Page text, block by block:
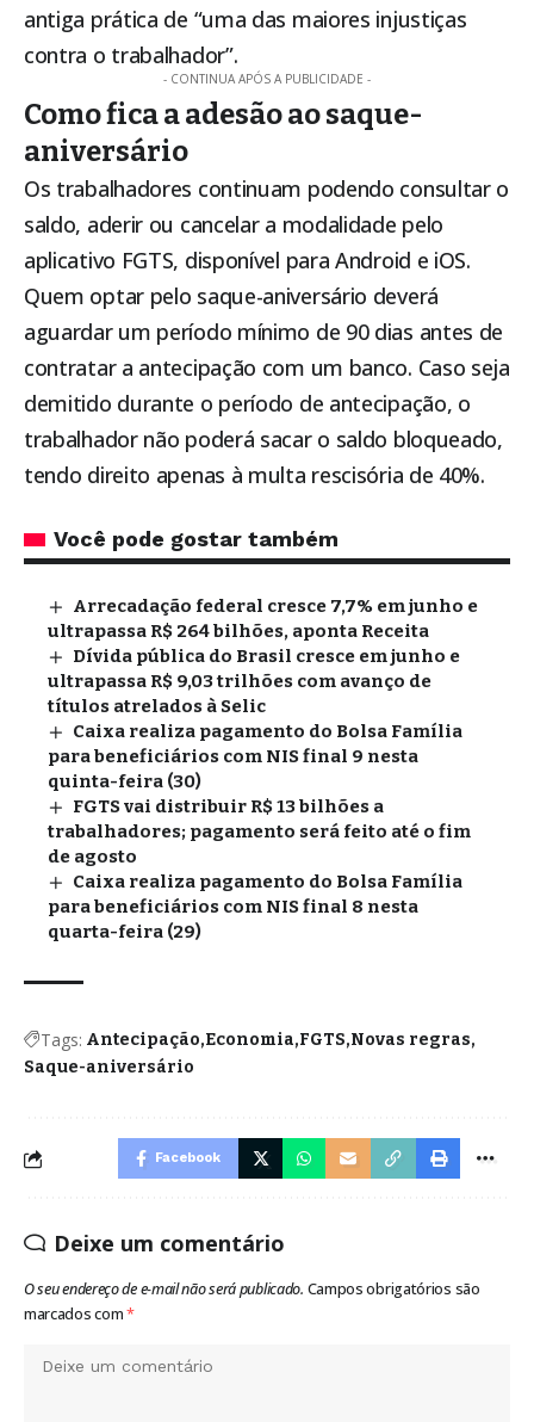
antiga prática de “uma das maiores injustiças
contra o trabalhador”.
- CONTINUA APÓS A PUBLICIDADE -
Como fica a adesão ao saque-
aniversário
Os trabalhadores continuam podendo consultar o
saldo, aderir ou cancelar a modalidade pelo
aplicativo FGTS, disponível para Android e iOS.
Quem optar pelo saque-aniversário deverá
aguardar um período mínimo de 90 dias antes de
contratar a antecipação com um banco. Caso seja
demitido durante o período de antecipação, o
trabalhador não poderá sacar o saldo bloqueado,
tendo direito apenas à multa rescisória de 40%.
Você pode gostar também
Arrecadação federal cresce 7,7% em junho e
ultrapassa R$ 264 bilhões, aponta Receita
Dívida pública do Brasil cresce em junho e
ultrapassa R$ 9,03 trilhões com avanço de
títulos atrelados à Selic
Caixa realiza pagamento do Bolsa Família
para beneficiários com NIS final 9 nesta
quinta-feira (30)
FGTS vai distribuir R$ 13 bilhões a
trabalhadores; pagamento será feito até o fim
de agosto
Caixa realiza pagamento do Bolsa Família
para beneficiários com NIS final 8 nesta
quarta-feira (29)
Tags: Antecipação Economia FGTS Novas regras
Saque-aniversário
Facebook
Deixe um comentário
O seu endereço de e-mail não será publicado. Campos obrigatórios são
marcados com*